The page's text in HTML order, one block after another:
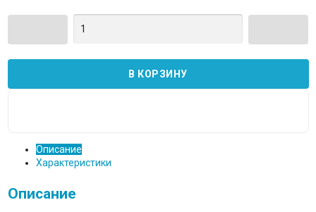
Описание
Характеристики
Описание